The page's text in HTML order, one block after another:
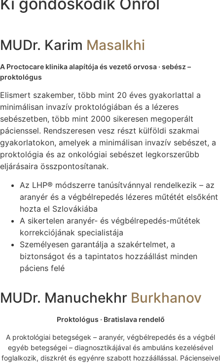
MUDr. Karim Masalkhi
A Proctocare klinika alapítója és vezető orvosa · sebész –
proktológus
Elismert szakember, több mint 20 éves gyakorlattal a
minimálisan invazív proktológiában és a lézeres
sebészetben, több mint 2000 sikeresen megoperált
pácienssel. Rendszeresen vesz részt külföldi szakmai
gyakorlatokon, amelyek a minimálisan invazív sebészet, a
proktológia és az onkológiai sebészet legkorszerűbb
eljárásaira összpontosítanak.
Az LHP® módszerre tanúsítvánnyal rendelkezik – az
aranyér és a végbélrepedés lézeres műtétét elsőként
hozta el Szlovákiába
A sikertelen aranyér- és végbélrepedés-műtétek
korrekciójának specialistája
Személyesen garantálja a szakértelmet, a
biztonságot és a tapintatos hozzáállást minden
páciens felé
MUDr. Manuchekhr Burkhanov
Proktológus · Bratislava rendelő
A proktológiai betegségek – aranyér, végbélrepedés és a végbél
egyéb betegségei – diagnosztikájával és ambuláns kezelésével
foglalkozik, diszkrét és egyénre szabott hozzáállással. Pácienseivel